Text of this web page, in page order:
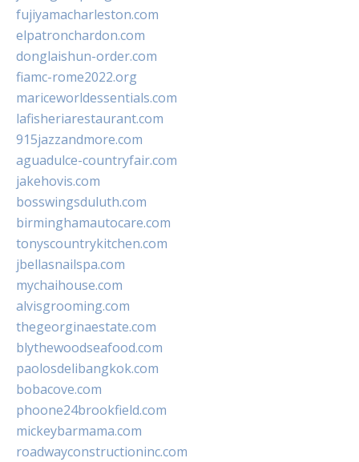
fujiyamacharleston.com
elpatronchardon.com
donglaishun-order.com
fiamc-rome2022.org
mariceworldessentials.com
lafisheriarestaurant.com
915jazzandmore.com
aguadulce-countryfair.com
jakehovis.com
bosswingsduluth.com
birminghamautocare.com
tonyscountrykitchen.com
jbellasnailspa.com
mychaihouse.com
alvisgrooming.com
thegeorginaestate.com
blythewoodseafood.com
paolosdelibangkok.com
bobacove.com
phoone24brookfield.com
mickeybarmama.com
roadwayconstructioninc.com